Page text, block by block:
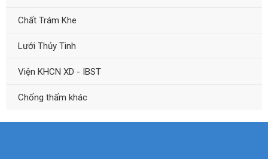
Chất Trám Khe
Lưới Thủy Tinh
Viện KHCN XD - IBST
Chống thấm khác